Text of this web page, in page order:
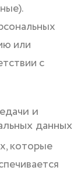
или
с
и
данных
которые